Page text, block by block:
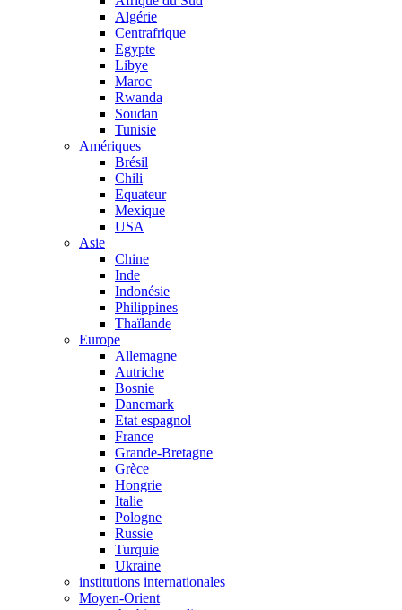
Algérie
Centrafrique
Egypte
Libye
Maroc
Rwanda
Soudan
Tunisie
Amériques
Brésil
Chili
Equateur
Mexique
USA
Asie
Chine
Inde
Indonésie
Philippines
Thaïlande
Europe
Allemagne
Autriche
Bosnie
Danemark
Etat espagnol
France
Grande-Bretagne
Grèce
Hongrie
Italie
Pologne
Russie
Turquie
Ukraine
institutions internationales
Moyen-Orient